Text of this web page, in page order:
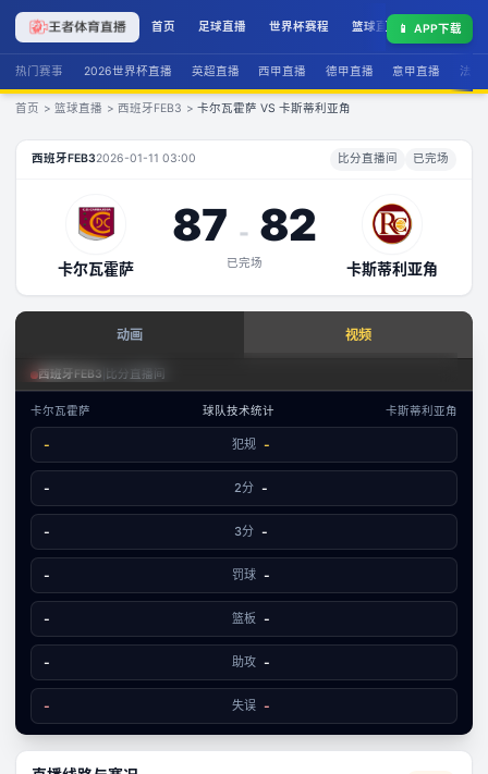
首页 足球直播 世界杯赛程 篮球直播 联赛积分
📱 APP下载
热门赛事 2026世界杯直播 英超直播 西甲直播 德甲直播 意甲直播 法甲
首页 > 篮球直播 > 西班牙FEB3 > 卡尔瓦霍萨 VS 卡斯蒂利亚角
卡尔瓦霍萨VS卡斯蒂利亚角
西班牙FEB32026-01-11 03:00 比分直播间 已完场
卡尔瓦霍萨
87 - 82
已完场 卡斯蒂利亚角
动画 视频
西班牙FEB3 比分直播间
西班牙FEB3
已结束
卡尔瓦霍萨
87
数据视图
-
卡斯蒂利亚角
82
篮球回合态势
卡尔瓦霍萨 球队技术统计 卡斯蒂利亚角
- 犯规 -
- 2分 -
- 3分 -
- 罚球 -
- 篮板 -
- 助攻 -
- 失误 -